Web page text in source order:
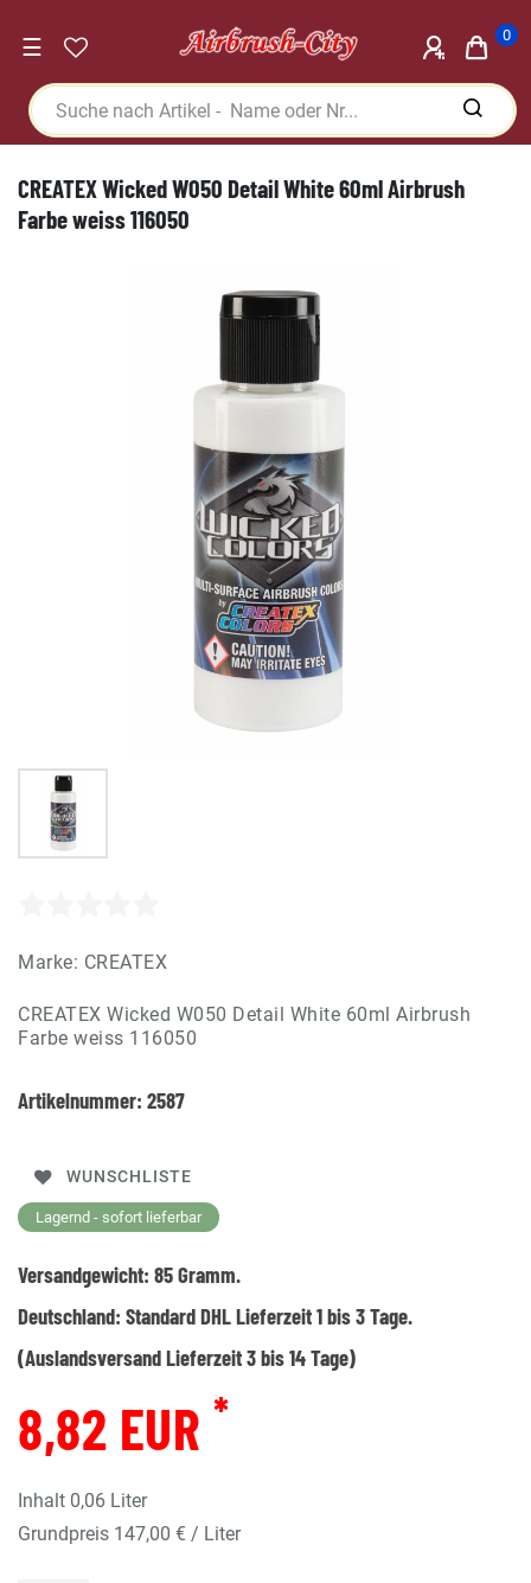
☰ 0
CREATEX Wicked W050 Detail White 60ml Airbrush
Farbe weiss 116050
Marke: CREATEX
CREATEX Wicked W050 Detail White 60ml Airbrush
Farbe weiss 116050
Artikelnummer: 2587
WUNSCHLISTE
Lagernd - sofort lieferbar
Versandgewicht: 85Gramm.
Deutschland: Standard DHL Lieferzeit 1 bis 3 Tage.
(Auslandsversand Lieferzeit 3 bis 14 Tage)
8,82 EUR *
Inhalt 0,06 Liter
Grundpreis 147,00 € / Liter